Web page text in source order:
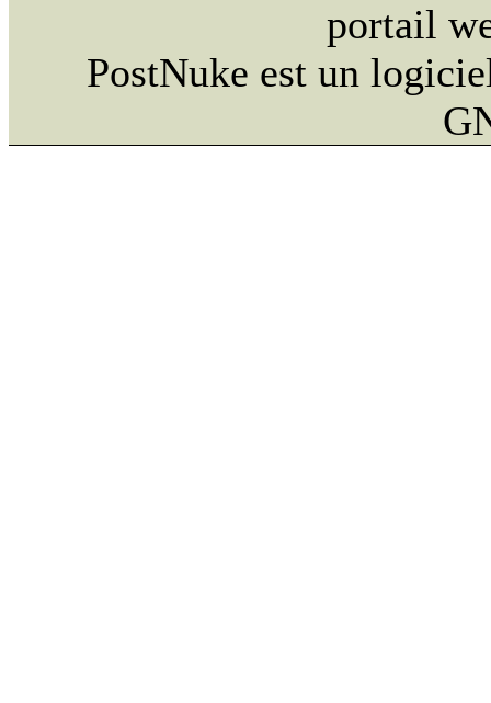
portail
PostNuke est un